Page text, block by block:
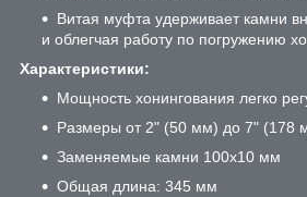
Витая муфта удерживает камни
и облегчая работу по погружению
Характеристики:
Мощность хонингования легко
Размеры от 2" (50 мм) до 7" (178
Заменяемые камни 100х10 мм
Общая длина: 345 мм